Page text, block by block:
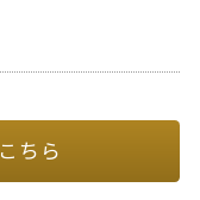
ちら